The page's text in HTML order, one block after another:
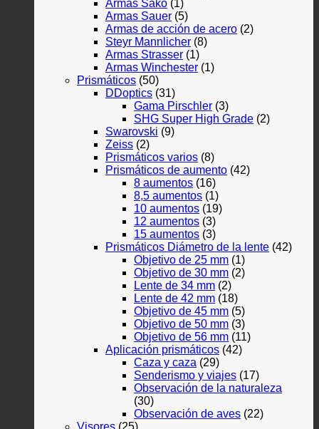
Armas Sako (1)
Armas Sauer (5)
Armas de acción de acero (2)
Steyr Mannlicher (8)
Armas Strasser (1)
Armas Winchester (1)
Prismáticos (50)
DDoptics (31)
Gama Pirschler (3)
SHG Super High Grade (2)
Swarovski (9)
Zeiss (2)
Prismáticos varios (8)
Prismáticos de aumento (42)
8 aumentos (16)
8,5 aumentos (1)
10 aumentos (19)
12 aumentos (3)
15 aumentos (3)
Prismáticos Diámetro de la lente (42)
Objetivo de 25 mm (1)
Objetivo de 30 mm (2)
Lente de 34 mm (2)
Lente de 42 mm (18)
Objetivo de 45 mm (5)
Objetivo de 50 mm (3)
Objetivo de 56 mm (11)
Aplicación prismáticos (42)
Caza y caza (29)
Senderismo y viajes (17)
Observación de la naturaleza
(30)
Observación de aves (22)
Visores (25)